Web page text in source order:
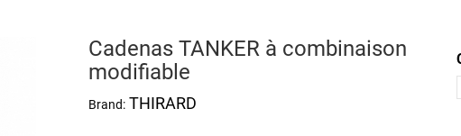
Cadenas TANKER à combinaison
modifiable
Brand: THIRARD